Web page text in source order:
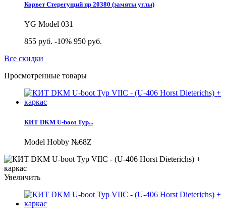
Корвет Стерегущий пр 20380 (замяты углы)
YG Model 031
855 руб. -10% 950 руб.
Все скидки
Просмотренные товары
КИТ DKM U-boot Typ...
Model Hobby №68Z
Увеличить